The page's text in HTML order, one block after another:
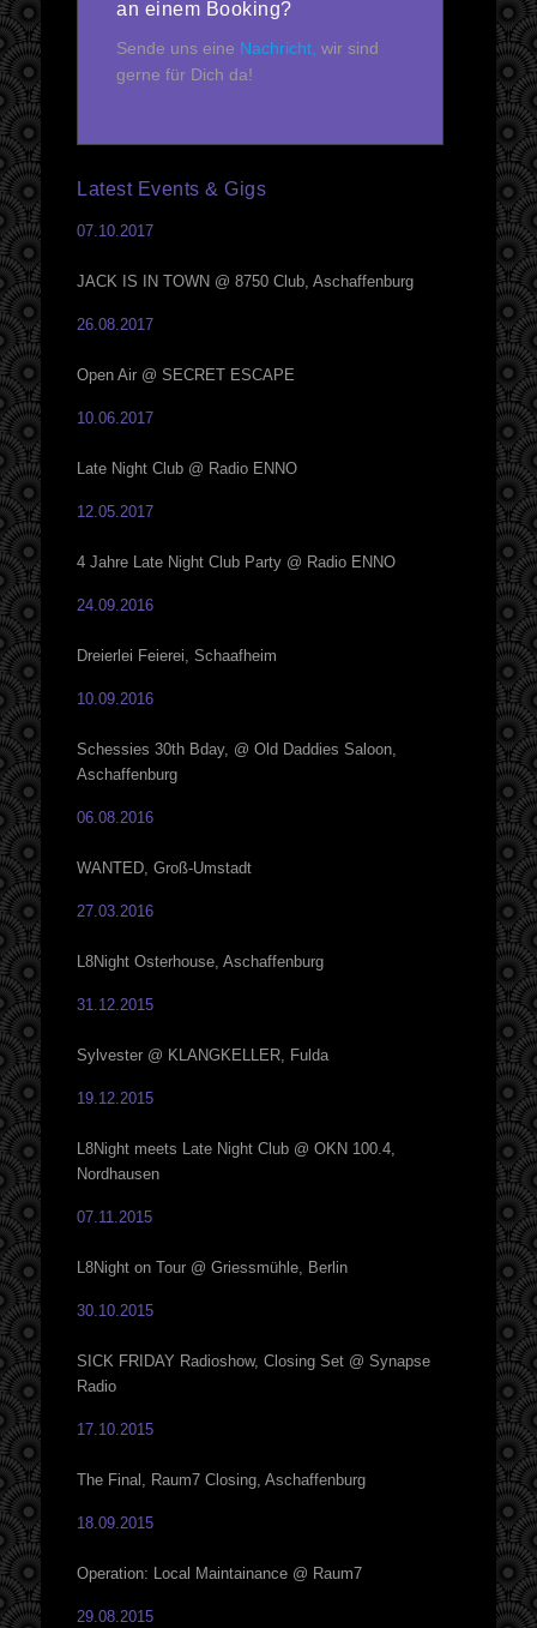
an einem Booking?
Sende uns eine Nachricht, wir sind
gerne für Dich da!
Latest Events & Gigs
07.10.2017
JACK IS IN TOWN @ 8750 Club, Aschaffenburg
26.08.2017
Open Air @ SECRET ESCAPE
10.06.2017
Late Night Club @ Radio ENNO
12.05.2017
4 Jahre Late Night Club Party @ Radio ENNO
24.09.2016
Dreierlei Feierei, Schaafheim
10.09.2016
Schessies 30th Bday, @ Old Daddies Saloon,
Aschaffenburg
06.08.2016
WANTED, Groß-Umstadt
27.03.2016
L8Night Osterhouse, Aschaffenburg
31.12.2015
Sylvester @ KLANGKELLER, Fulda
19.12.2015
L8Night meets Late Night Club @ OKN 100.4,
Nordhausen
07.11.2015
L8Night on Tour @ Griessmühle, Berlin
30.10.2015
SICK FRIDAY Radioshow, Closing Set @ Synapse
Radio
17.10.2015
The Final, Raum7 Closing, Aschaffenburg
18.09.2015
Operation: Local Maintainance @ Raum7
29.08.2015